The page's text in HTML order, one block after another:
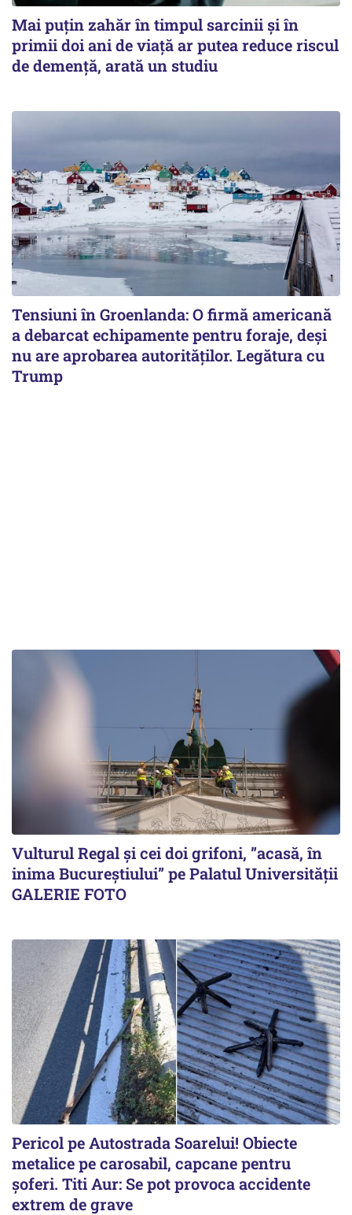
Mai puțin zahăr în timpul sarcinii și în
primii doi ani de viață ar putea reduce riscul
de demență, arată un studiu
Tensiuni în Groenlanda: O firmă americană
a debarcat echipamente pentru foraje, deși
nu are aprobarea autorităților. Legătura cu
Trump
Vulturul Regal și cei doi grifoni, ”acasă, în
inima Bucureștiului” pe Palatul Universității
GALERIE FOTO
Pericol pe Autostrada Soarelui! Obiecte
metalice pe carosabil, capcane pentru
șoferi. Titi Aur: Se pot provoca accidente
extrem de grave